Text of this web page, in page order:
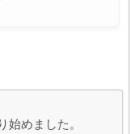
めました。